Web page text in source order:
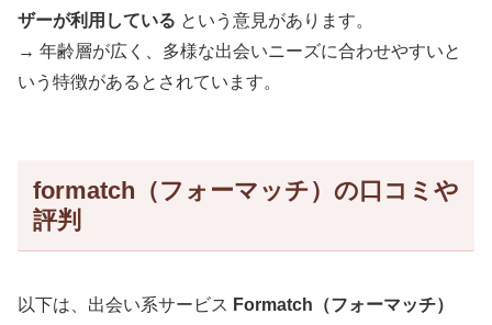
ザーが利用している という意見があります。
→ 年齢層が広く、多様な出会いニーズに合わせやすいと
いう特徴があるとされています。
formatch（フォーマッチ）の口コミや
評判
以下は、出会い系サービス Formatch（フォーマッチ）